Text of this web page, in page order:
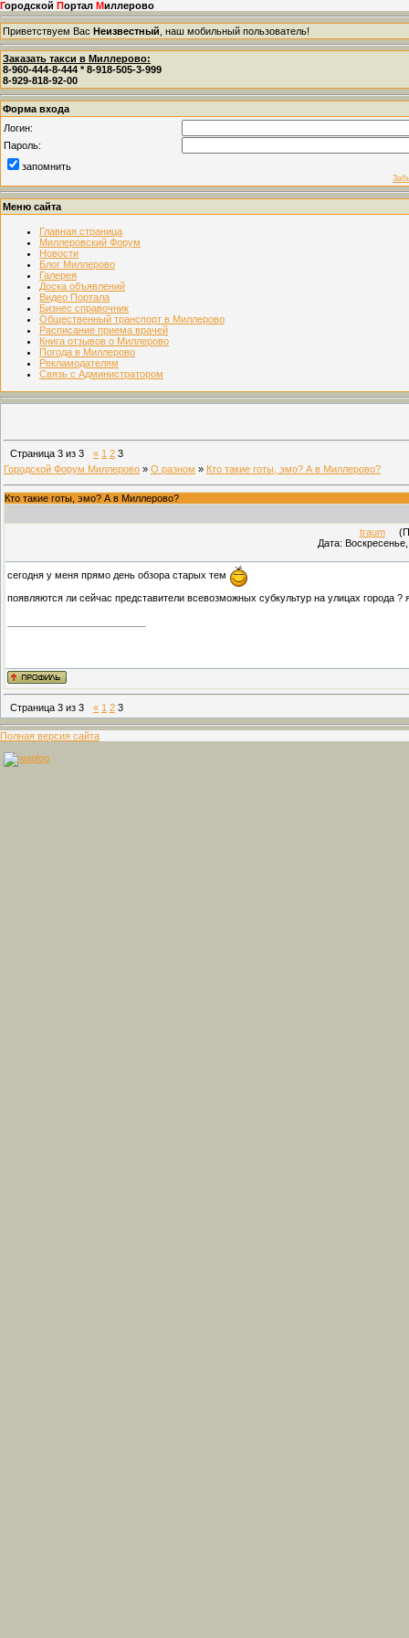
Городской Портал Миллерово
Приветствуем Вас Неизвестный , наш мобильный пользователь!
Заказать такси в Миллерово:
8-960-444-8-444 * 8-918-505-3-999
8-929-818-92-00
Форма входа
Логин:
Пароль:
запомнить
Меню сайта
Главная страница
Миллеровский Форум
Новости
Блог Миллерово
Галерея
Доска объявлений
Видео Портала
Бизнес справочник
Общественный транспорт в Миллерово
Расписание приема врачей
Книга отзывов о Миллерово
Погода в Миллерово
Рекламодателям
Связь с Администратором
Страница 3 из 3 « 1 2 3
Городской Форум Миллерово » О разном » Кто такие готы, эмо? А в Миллерово?
Кто такие готы, эмо? А в Миллерово?
traum
Дата:
сегодня у меня прямо день обзора старых тем
появляются ли сейчас представители всевозможных субкультур на улицах города
Страница 3 из 3 « 1 2 3
Полная версия сайта